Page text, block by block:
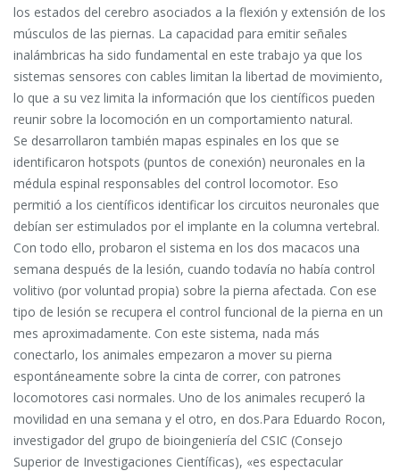
los estados del cerebro asociados a la flexión y extensión de los
músculos de las piernas. La capacidad para emitir señales
inalámbricas ha sido fundamental en este trabajo ya que los
sistemas sensores con cables limitan la libertad de movimiento,
lo que a su vez limita la información que los científicos pueden
reunir sobre la locomoción en un comportamiento natural.
Se desarrollaron también mapas espinales en los que se
identificaron hotspots (puntos de conexión) neuronales en la
médula espinal responsables del control locomotor. Eso
permitió a los científicos identificar los circuitos neuronales que
debían ser estimulados por el implante en la columna vertebral.
Con todo ello, probaron el sistema en los dos macacos una
semana después de la lesión, cuando todavía no había control
volitivo (por voluntad propia) sobre la pierna afectada. Con ese
tipo de lesión se recupera el control funcional de la pierna en un
mes aproximadamente. Con este sistema, nada más
conectarlo, los animales empezaron a mover su pierna
espontáneamente sobre la cinta de correr, con patrones
locomotores casi normales. Uno de los animales recuperó la
movilidad en una semana y el otro, en dos.Para Eduardo Rocon,
investigador del grupo de bioingeniería del CSIC (Consejo
Superior de Investigaciones Científicas), «es espectacular